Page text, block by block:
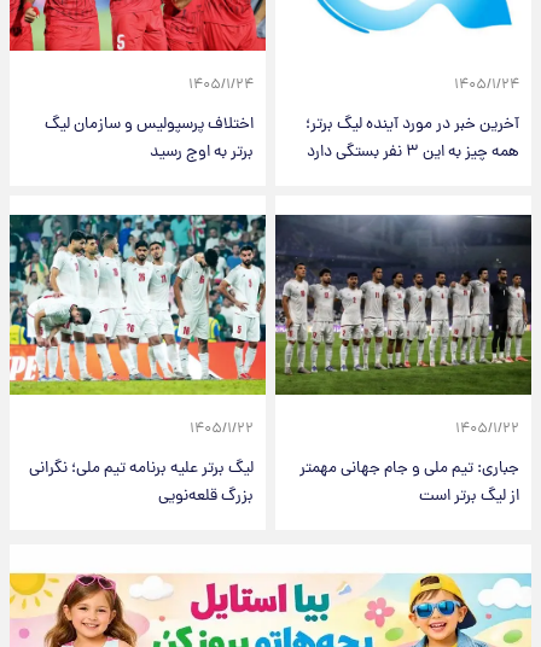
۱۴۰۵/۱/۲۴
آخرین خبر در مورد آینده لیگ برتر؛
همه چیز به این ۳ نفر بستگی دارد
۱۴۰۵/۱/۲۴
اختلاف پرسپولیس و سازمان لیگ
برتر به اوج رسید
۱۴۰۵/۱/۲۲
جباری: تیم ملی و جام جهانی مهمتر
از لیگ برتر است
۱۴۰۵/۱/۲۲
لیگ برتر علیه برنامه تیم ملی؛ نگرانی
بزرگ قلعه‌نویی